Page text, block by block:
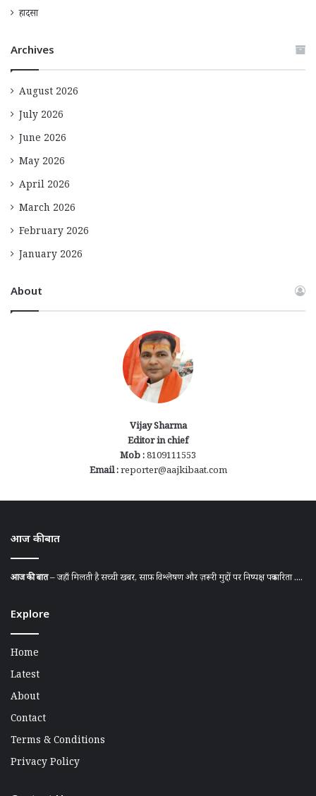
हादसा
Archives
August 2026
July 2026
June 2026
May 2026
April 2026
March 2026
February 2026
January 2026
About
Vijay Sharma
Editor in chief
Mob :8109111553
Email :reporter@aajkibaat.com
आज की बात
आज की बात– जहाँ मिलती है सच्ची खबर, साफ़ विश्लेषण और ज़रूरी मुद्दों पर निष्पक्ष पत्रकारिता ....
Explore
Home
Latest
About
Contact
Terms & Conditions
Privacy Policy